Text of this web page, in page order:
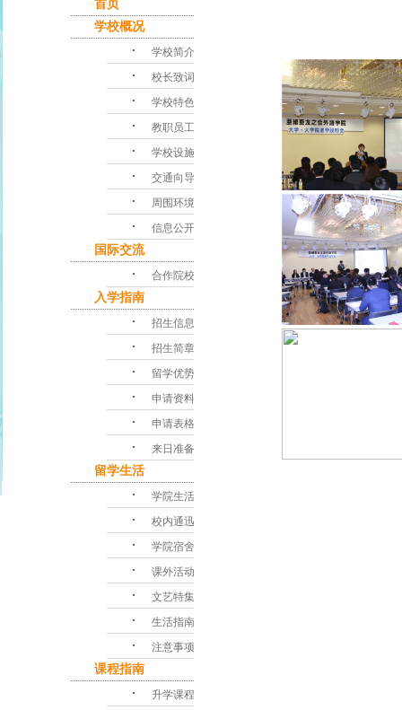
首页
学校概况
･ 学校简介
･ 校长致词
･ 学校特色
･ 教职员工
･ 学校设施
･ 交通向导
･ 周围环境
･ 信息公开
国际交流
･ 合作院校
入学指南
･ 招生信息
･ 招生简章
･ 留学优势
･ 申请资料
･ 申请表格
･ 来日准备
留学生活
･ 学院生活
･ 校内通迅
･ 学院宿舍
･ 课外活动
･ 文艺特集
･ 生活指南
･ 注意事项
课程指南
･ 升学课程